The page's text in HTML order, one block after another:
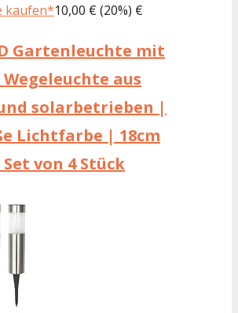
kaufen*10,00 € (20%) €
Gartenleuchte mit
aus
solarbetrieben |
Lichtfarbe | 18cm
von 4 Stück